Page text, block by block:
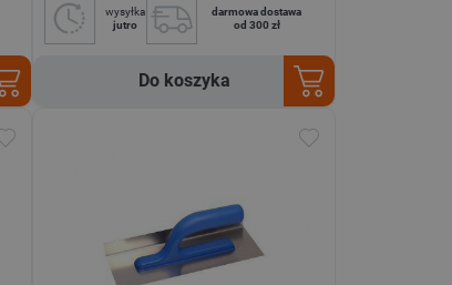
wysyłka
jutro
darmowa dostawa
od 300 zł
Do koszyka